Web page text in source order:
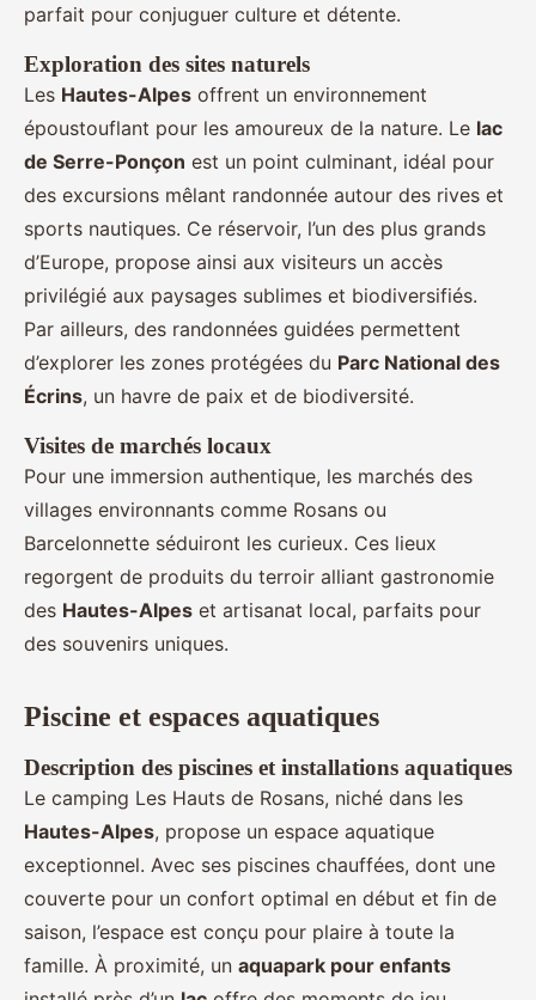
parfait pour conjuguer culture et détente.
Exploration des sites naturels
Les Hautes-Alpes offrent un environnement
époustouflant pour les amoureux de la nature. Le lac
de Serre-Ponçon est un point culminant, idéal pour
des excursions mêlant randonnée autour des rives et
sports nautiques. Ce réservoir, l’un des plus grands
d’Europe, propose ainsi aux visiteurs un accès
privilégié aux paysages sublimes et biodiversifiés.
Par ailleurs, des randonnées guidées permettent
d’explorer les zones protégées du Parc National des
Écrins, un havre de paix et de biodiversité.
Visites de marchés locaux
Pour une immersion authentique, les marchés des
villages environnants comme Rosans ou
Barcelonnette séduiront les curieux. Ces lieux
regorgent de produits du terroir alliant gastronomie
des Hautes-Alpes et artisanat local, parfaits pour
des souvenirs uniques.
Piscine et espaces aquatiques
Description des piscines et installations aquatiques
Le camping Les Hauts de Rosans, niché dans les
Hautes-Alpes, propose un espace aquatique
exceptionnel. Avec ses piscines chauffées, dont une
couverte pour un confort optimal en début et fin de
saison, l’espace est conçu pour plaire à toute la
famille. À proximité, un aquapark pour enfants